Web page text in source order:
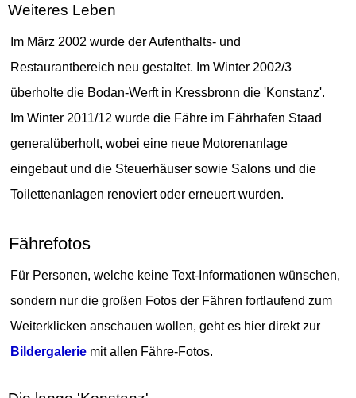
Weiteres Leben
Im März 2002 wurde der Aufenthalts- und
Restaurantbereich neu gestaltet. Im Winter 2002/3
überholte die Bodan-Werft in Kressbronn die 'Konstanz'.
Im Winter 2011/12 wurde die Fähre im Fährhafen Staad
generalüberholt, wobei eine neue Motorenanlage
eingebaut und die Steuerhäuser sowie Salons und die
Toilettenanlagen renoviert oder erneuert wurden.
Fährefotos
Für Personen, welche keine Text-Informationen wünschen,
sondern nur die großen Fotos der Fähren fortlaufend zum
Weiterklicken anschauen wollen, geht es hier direkt zur
Bildergalerie mit allen Fähre-Fotos.